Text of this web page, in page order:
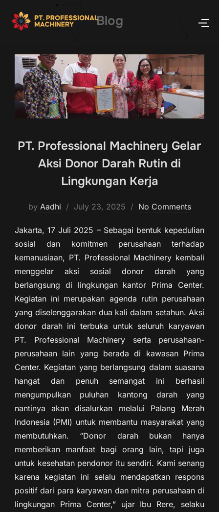
Blog
PT. Professional Machinery Gelar
Aksi Donor Darah Rutin di
Lingkungan Kerja
by Aadhi July 23, 2025 No Comments
Jakarta, 17 Juli 2025 – Sebagai bentuk kepedulian
sosial dan komitmen perusahaan terhadap
kemanusiaan, PT. Professional Machinery kembali
menggelar aksi sosial donor darah yang
berlangsung di lingkungan kantor Prima Center.
Kegiatan ini merupakan agenda rutin perusahaan
yang diselenggarakan dua kali dalam setahun. Aksi
donor darah ini terbuka untuk seluruh karyawan
PT. Professional Machinery serta perusahaan-
perusahaan lain yang berada di kawasan Prima
Center. Kegiatan yang berlangsung dalam suasana
hangat dan penuh semangat ini berhasil
mengumpulkan puluhan kantong darah yang
nantinya akan disalurkan melalui Palang Merah
Indonesia (PMI) untuk membantu masyarakat yang
membutuhkan. “Donor darah bukan hanya
memberikan manfaat bagi orang lain, tapi juga
untuk kesehatan pendonor itu sendiri. Kami senang
karena kegiatan ini selalu mendapatkan respons
positif dari para karyawan dan mitra perusahaan di
lingkungan Prima Center,” ujar Ibu Rere, selaku